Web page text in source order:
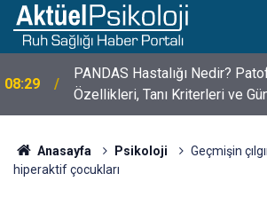
10:30
10 Mayıs Psikologlar Günü
Mayıs Tarihinin Hikayesi
Anasayfa Psikoloji
Geçmişin
hiperaktif çocukları